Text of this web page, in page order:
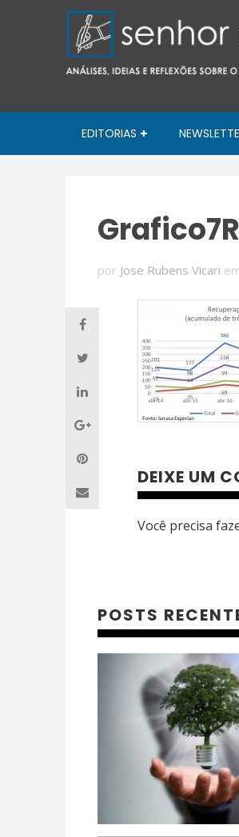
EDITORIAS
por Jose Rubens Vicari
DEIXE UM
Você precisa
POSTS